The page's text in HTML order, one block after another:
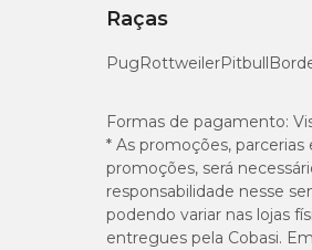
Raças
PugRottweilerPitbull
Formas de pagamento:
* As promoções,
promoções, será
responsabilidade nesse
podendo variar nas lojas
entregues pela Cobasi.